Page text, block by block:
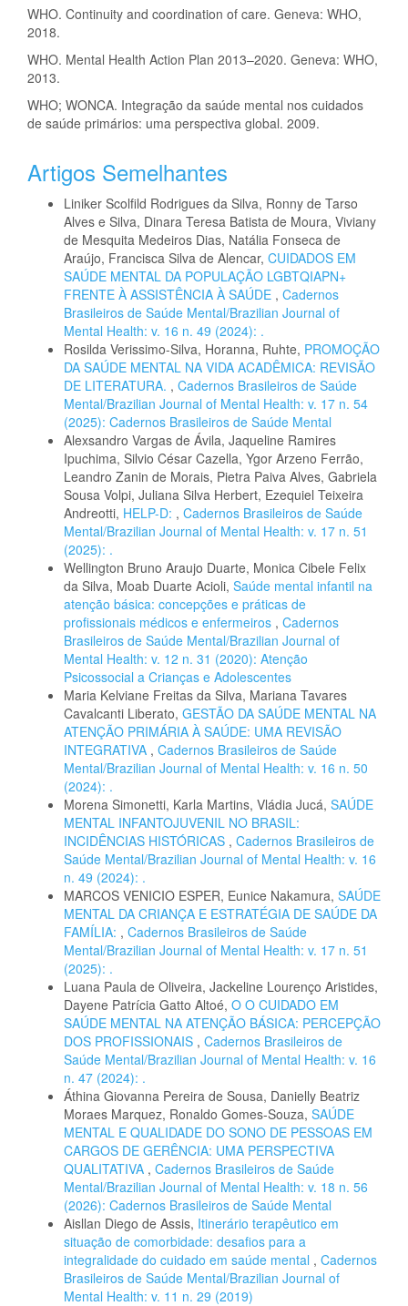
WHO. Continuity and coordination of care. Geneva: WHO,
2018.
WHO. Mental Health Action Plan 2013–2020. Geneva: WHO,
2013.
WHO; WONCA. Integração da saúde mental nos cuidados
de saúde primários: uma perspectiva global. 2009.
Artigos Semelhantes
Liniker Scolfild Rodrigues da Silva, Ronny de Tarso
Alves e Silva, Dinara Teresa Batista de Moura, Viviany
de Mesquita Medeiros Dias, Natália Fonseca de
Araújo, Francisca Silva de Alencar, CUIDADOS EM
SAÚDE MENTAL DA POPULAÇÃO LGBTQIAPN+
FRENTE À ASSISTÊNCIA À SAÚDE , Cadernos
Brasileiros de Saúde Mental/Brazilian Journal of
Mental Health: v. 16 n. 49 (2024): .
Rosilda Verissimo-Silva, Horanna, Ruhte, PROMOÇÃO
DA SAÚDE MENTAL NA VIDA ACADÊMICA: REVISÃO
DE LITERATURA. , Cadernos Brasileiros de Saúde
Mental/Brazilian Journal of Mental Health: v. 17 n. 54
(2025): Cadernos Brasileiros de Saúde Mental
Alexsandro Vargas de Ávila, Jaqueline Ramires
Ipuchima, Silvio César Cazella, Ygor Arzeno Ferrão,
Leandro Zanin de Morais, Pietra Paiva Alves, Gabriela
Sousa Volpi, Juliana Silva Herbert, Ezequiel Teixeira
Andreotti, HELP-D: , Cadernos Brasileiros de Saúde
Mental/Brazilian Journal of Mental Health: v. 17 n. 51
(2025): .
Wellington Bruno Araujo Duarte, Monica Cibele Felix
da Silva, Moab Duarte Acioli, Saúde mental infantil na
atenção básica: concepções e práticas de
profissionais médicos e enfermeiros , Cadernos
Brasileiros de Saúde Mental/Brazilian Journal of
Mental Health: v. 12 n. 31 (2020): Atenção
Psicossocial a Crianças e Adolescentes
Maria Kelviane Freitas da Silva, Mariana Tavares
Cavalcanti Liberato, GESTÃO DA SAÚDE MENTAL NA
ATENÇÃO PRIMÁRIA À SAÚDE: UMA REVISÃO
INTEGRATIVA , Cadernos Brasileiros de Saúde
Mental/Brazilian Journal of Mental Health: v. 16 n. 50
(2024): .
Morena Simonetti, Karla Martins, Vládia Jucá, SAÚDE
MENTAL INFANTOJUVENIL NO BRASIL:
INCIDÊNCIAS HISTÓRICAS , Cadernos Brasileiros de
Saúde Mental/Brazilian Journal of Mental Health: v. 16
n. 49 (2024): .
MARCOS VENICIO ESPER, Eunice Nakamura, SAÚDE
MENTAL DA CRIANÇA E ESTRATÉGIA DE SAÚDE DA
FAMÍLIA: , Cadernos Brasileiros de Saúde
Mental/Brazilian Journal of Mental Health: v. 17 n. 51
(2025): .
Luana Paula de Oliveira, Jackeline Lourenço Aristides,
Dayene Patrícia Gatto Altoé, O O CUIDADO EM
SAÚDE MENTAL NA ATENÇÃO BÁSICA: PERCEPÇÃO
DOS PROFISSIONAIS , Cadernos Brasileiros de
Saúde Mental/Brazilian Journal of Mental Health: v. 16
n. 47 (2024): .
Áthina Giovanna Pereira de Sousa, Danielly Beatriz
Moraes Marquez, Ronaldo Gomes-Souza, SAÚDE
MENTAL E QUALIDADE DO SONO DE PESSOAS EM
CARGOS DE GERÊNCIA: UMA PERSPECTIVA
QUALITATIVA , Cadernos Brasileiros de Saúde
Mental/Brazilian Journal of Mental Health: v. 18 n. 56
(2026): Cadernos Brasileiros de Saúde Mental
Aisllan Diego de Assis, Itinerário terapêutico em
situação de comorbidade: desafios para a
integralidade do cuidado em saúde mental , Cadernos
Brasileiros de Saúde Mental/Brazilian Journal of
Mental Health: v. 11 n. 29 (2019)